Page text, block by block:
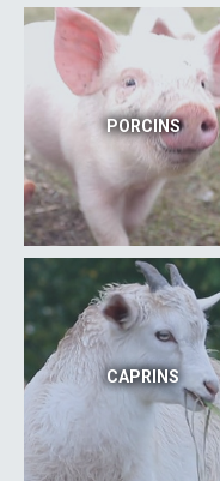
PORCINS
CAPRINS